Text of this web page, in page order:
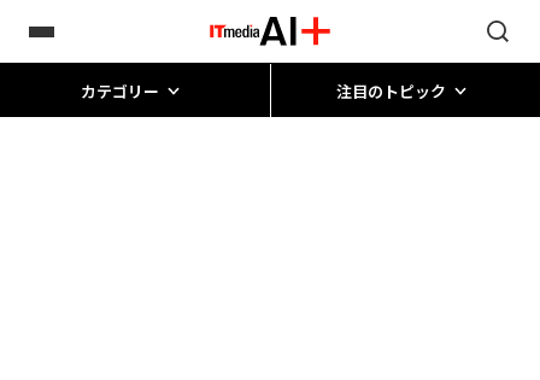
カテゴリー 注目のトピック